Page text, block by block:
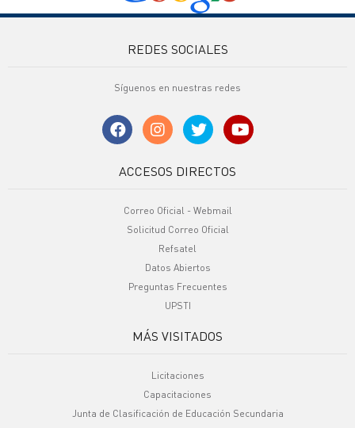
REDES SOCIALES
Síguenos en nuestras redes
ACCESOS DIRECTOS
Correo Oficial - Webmail
Solicitud Correo Oficial
Refsatel
Datos Abiertos
Preguntas Frecuentes
UPSTI
MÁS VISITADOS
Licitaciones
Capacitaciones
Junta de Clasificación de Educación Secundaria